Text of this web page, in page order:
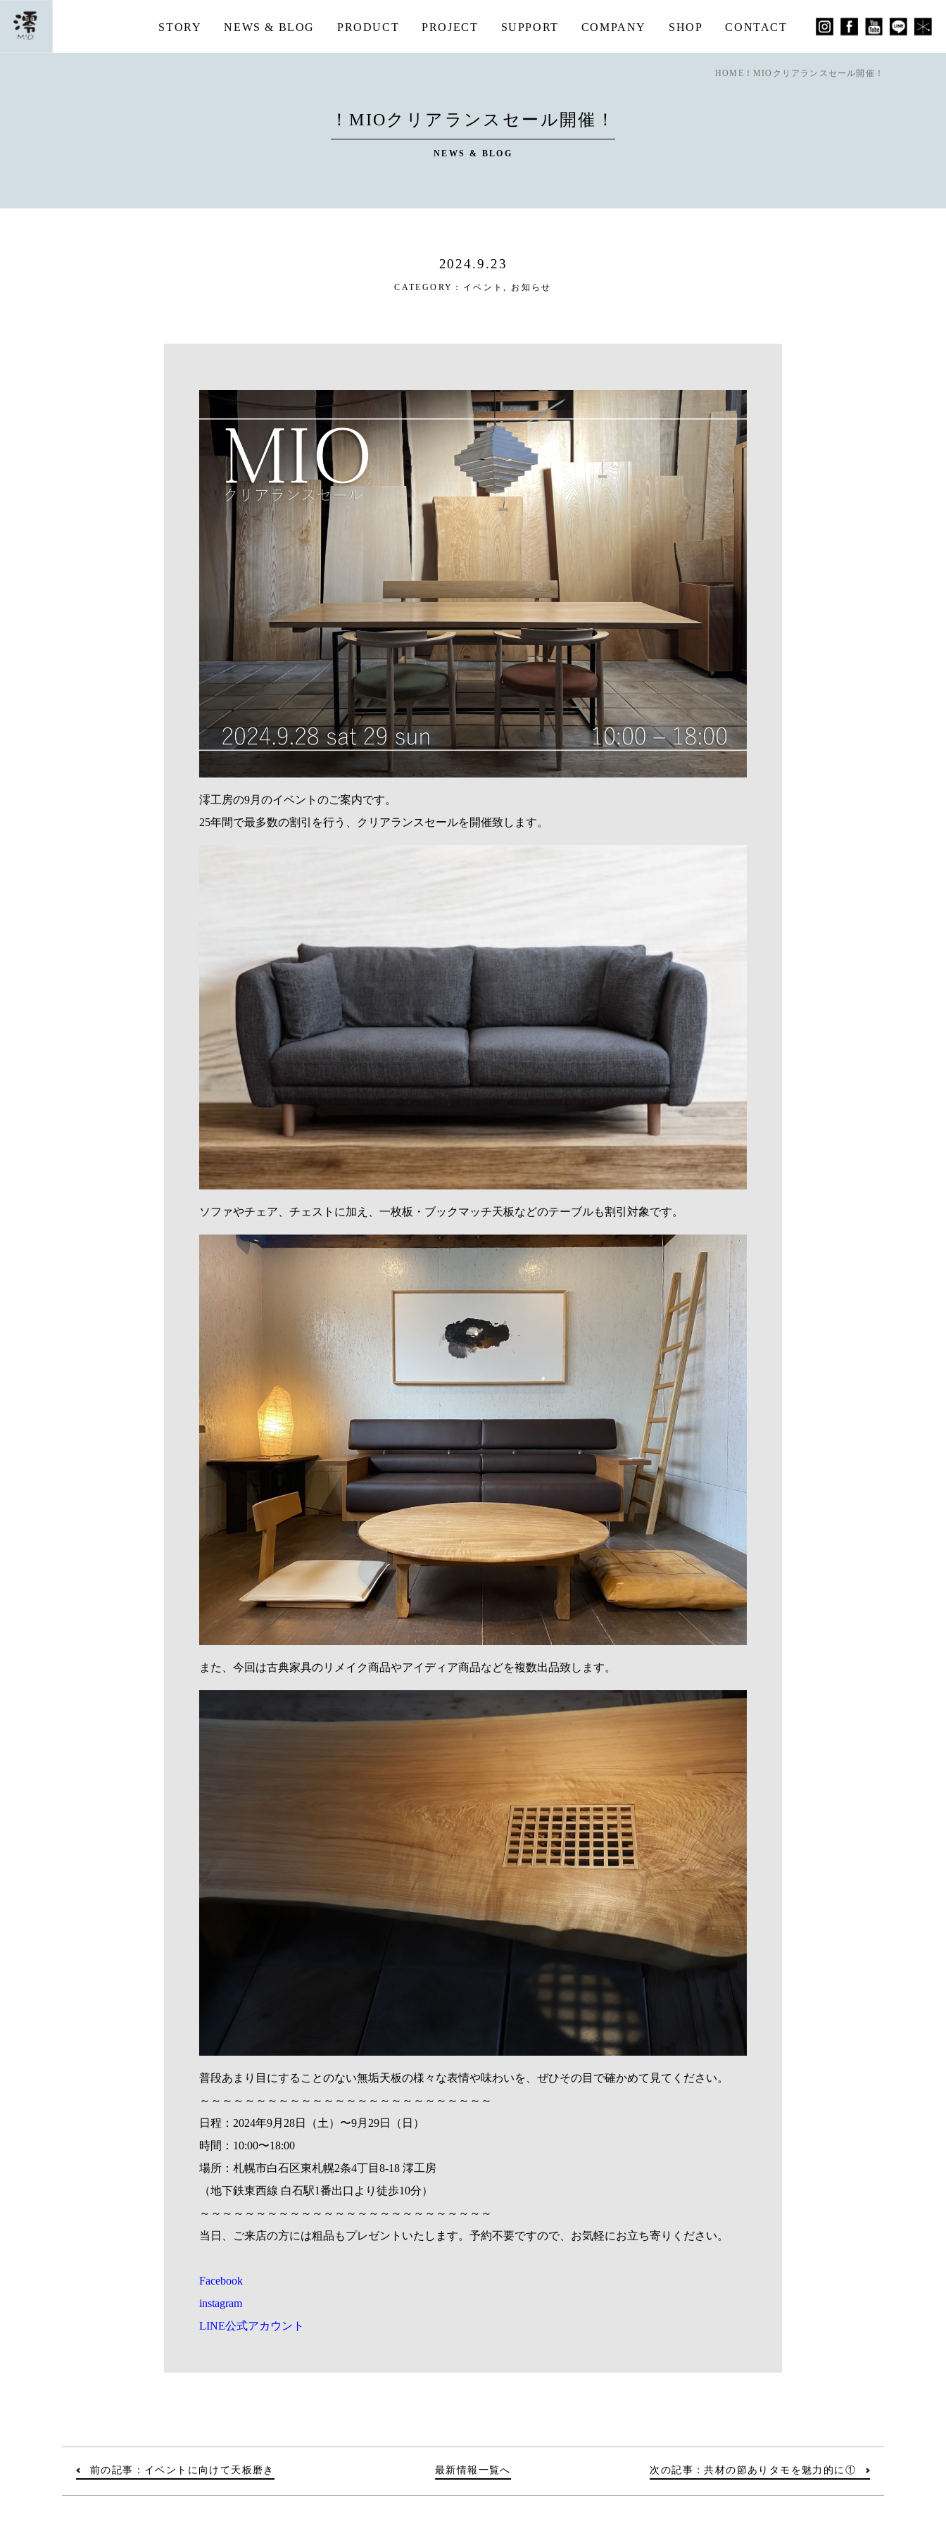
STORY NEWS & BLOG PRODUCT PROJECT SUPPORT COMPANY SHOP CONTACT
HOME ！MIOクリアランスセール開催！
！MIOクリアランスセール開催！
NEWS & BLOG
2024.9.23
CATEGORY： イベント お知らせ
澪工房の9月のイベントのご案内です。
25年間で最多数の割引を行う、クリアランスセールを開催致します。
ソファやチェア、チェストに加え、一枚板・ブックマッチ天板などのテーブルも割引対象です。
また、今回は古典家具のリメイク商品やアイディア商品などを複数出品致します。
普段あまり目にすることのない無垢天板の様々な表情や味わいを、ぜひその目で確かめて見てください。
～～～～～～～～～～～～～～～～～～～～～～～～～～
日程：2024年9月28日（土）〜9月29日（日）
時間：10:00〜18:00
場所：札幌市白石区東札幌2条4丁目8-18 澪工房
（地下鉄東西線 白石駅1番出口より徒歩10分）
～～～～～～～～～～～～～～～～～～～～～～～～～～
当日、ご来店の方には粗品もプレゼントいたします。予約不要ですので、お気軽にお立ち寄りください。
Facebook
instagram
LINE公式アカウント
前の記事：イベントに向けて天板磨き 最新情報一覧へ 次の記事：共材の節ありタモを魅力的に①